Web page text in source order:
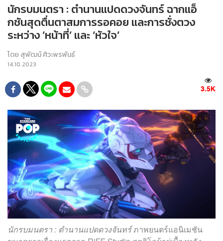
นักรบมนตรา : ตำนานแปดดวงจันทร์ ฉากแอ็
กชันสุดตื่นตาสมการรอคอย และการชั่งตวง
ระหว่าง ‘หน้าที่’ และ ‘หัวใจ’
โดย สุพัฒน์ ศิวะพรพันธ์
14.10.2023
3.5K
นักรบมนตรา : ตำนานแปดดวงจันทร์ภาพยนตร์แอนิเมชัน